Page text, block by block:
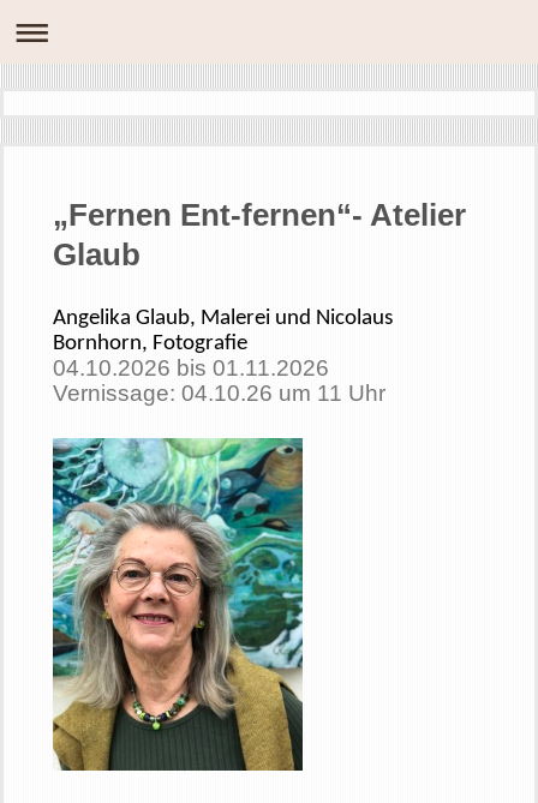
„Fernen Ent-fernen“- Atelier
Glaub
Angelika Glaub, Malerei und Nicolaus
Bornhorn, Fotografie
04.10.2026 bis 01.11.2026
Vernissage: 04.10.26 um 11 Uhr